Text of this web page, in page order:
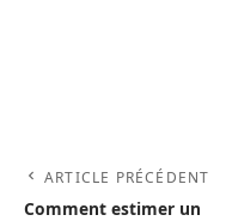
ARTICLE PRÉCÉDENT
Comment estimer un